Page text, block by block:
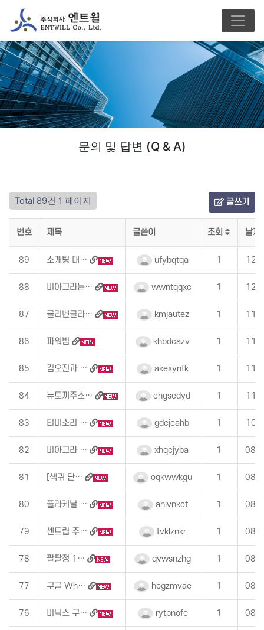
문의 및 답변 (Q & A)
Total 89건 1 페이지 글쓰기
번호 제목 글쓴이 조회 날짜
89 소개팅 대… ufybqtqa 1
88 비아그라는… wwntqqxc 1
87 글리벤클라… kmjautez 1
86 파워빔 khbdcazv 1
85 김오진과 … akexynfk 1
84 뉴토끼주소… chgsedyd 1
83 티비소리 … gdcjcahb 1
82 비아그라 … xhqcjyba 1 08-
81 [색귀 단… oqkwwkgu 1 08-
80 플라케닐 … ahivnkct 1 08-
79 센트립 주… tvklznkr 1 08-
78 팔팔정 1… qvwsnzhg 1 08-
77 구글 Wh… hogzmvae 1 08-
76 비닉스 구… rytpnofe 1 08-